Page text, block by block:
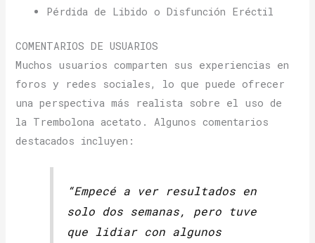
Pérdida de Libido o Disfunción Eréctil
COMENTARIOS DE USUARIOS
Muchos usuarios comparten sus experiencias en
foros y redes sociales, lo que puede ofrecer
una perspectiva más realista sobre el uso de
la Trembolona acetato. Algunos comentarios
destacados incluyen:
“Empecé a ver resultados en
solo dos semanas, pero tuve
que lidiar con algunos